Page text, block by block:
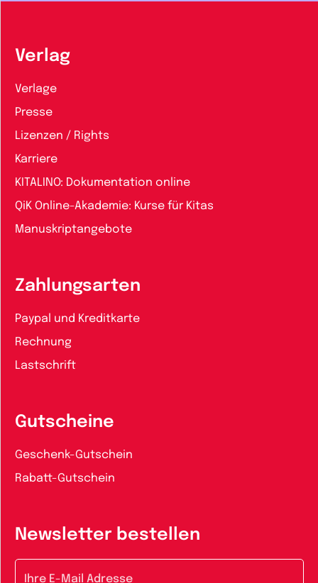
Verlag
Verlage
Presse
Lizenzen / Rights
Karriere
KITALINO: Dokumentation online
QiK Online-Akademie: Kurse für Kitas
Manuskriptangebote
Zahlungsarten
Paypal und Kreditkarte
Rechnung
Lastschrift
Gutscheine
Geschenk-Gutschein
Rabatt-Gutschein
Newsletter bestellen